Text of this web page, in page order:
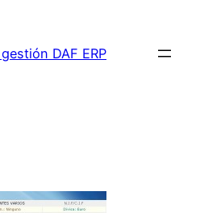
DAF ERP